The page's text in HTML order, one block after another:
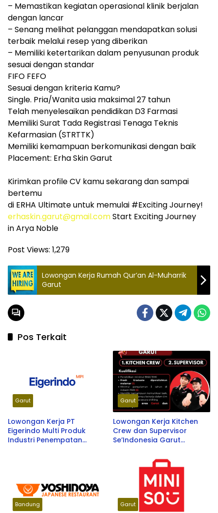
– Memastikan kegiatan operasional klinik berjalan
dengan lancar
– Senang melihat pelanggan mendapatkan solusi
terbaik melalui resep yang diberikan
– Memiliki ketertarikan dalam penyusunan produk
sesuai dengan standar
FIFO FEFO
Sesuai dengan kriteria Kamu?
Single. Pria/Wanita usia maksimal 27 tahun
Telah menyelesaikan pendidikan D3 Farmasi
Memiliki Surat Tada Registrasi Tenaga Teknis
Kefarmasian (STRTTK)
Memiliki kemampuan berkomunikasi dengan baik
Placement: Erha Skin Garut
Kirimkan profile CV kamu sekarang dan sampai
bertemu
di ERHA Ultimate untuk memulai #Exciting Journey!
erhaskin.garut@gmail.comStart Exciting Journey
in Arya Noble
Post Views: 1,279
Lowongan Kerja Rumah Qur’an Al-Muharrik
Garut
Pos Terkait
Garut
Lowongan Kerja PT
Eigerindo Multi Produk
Industri Penempatan
Garut
Lowongan Kerja Kitchen
Crew dan Supervisor
Se’Indonesia Garut
Bandung Garut